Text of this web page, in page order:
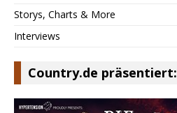
Storys, Charts & More
Interviews
Country.de präsentiert: